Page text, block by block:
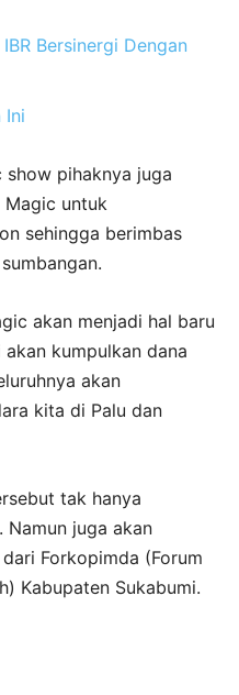
Bersinergi Dengan
Ini
show pihaknya juga
Magic untuk
sehingga berimbas
akan menjadi hal baru
kumpulkan dana
akan
kita di Palu dan
tak hanya
Namun juga akan
Forkopimda (Forum
Kabupaten Sukabumi.